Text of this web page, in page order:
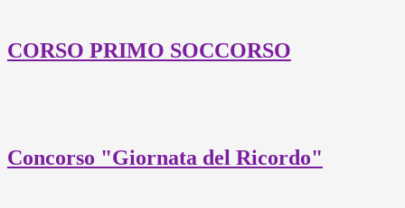
CORSO PRIMO SOCCORSO
Concorso "Giornata del Ricordo"